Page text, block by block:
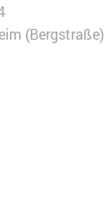
(Bergstraße)